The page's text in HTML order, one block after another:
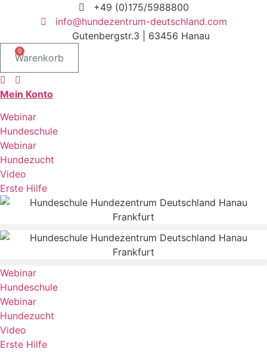
+49 (0)175/5988800
info@hundezentrum-deutschland.com
Gutenbergstr.3 | 63456 Hanau
0
Warenkorb
Mein Konto
Webinar
Hundeschule
Webinar
Hundezucht
Video
Erste Hilfe
Webinar
Hundeschule
Webinar
Hundezucht
Video
Erste Hilfe